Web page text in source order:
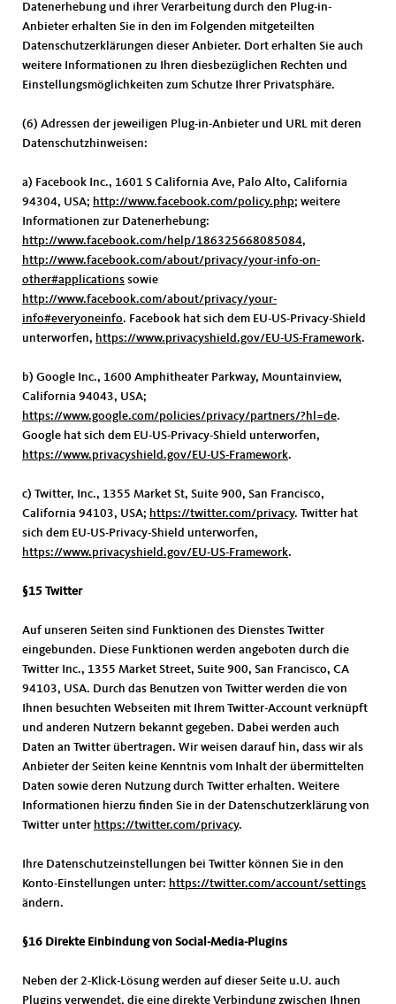
Datenerhebung und ihrer Verarbeitung durch den Plug-in-
Anbieter erhalten Sie in den im Folgenden mitgeteilten
Datenschutzerklärungen dieser Anbieter. Dort erhalten Sie auch
weitere Informationen zu Ihren diesbezüglichen Rechten und
Einstellungsmöglichkeiten zum Schutze Ihrer Privatsphäre.
(6) Adressen der jeweiligen Plug-in-Anbieter und URL mit deren
Datenschutzhinweisen:
a) Facebook Inc., 1601 S California Ave, Palo Alto, California
94304, USA; http://www.facebook.com/policy.php; weitere
Informationen zur Datenerhebung:
http://www.facebook.com/help/186325668085084,
http://www.facebook.com/about/privacy/your-info-on-
other#applications sowie
http://www.facebook.com/about/privacy/your-
info#everyoneinfo. Facebook hat sich dem EU-US-Privacy-Shield
unterworfen, https://www.privacyshield.gov/EU-US-Framework.
b) Google Inc., 1600 Amphitheater Parkway, Mountainview,
California 94043, USA;
https://www.google.com/policies/privacy/partners/?hl=de.
Google hat sich dem EU-US-Privacy-Shield unterworfen,
https://www.privacyshield.gov/EU-US-Framework.
c) Twitter, Inc., 1355 Market St, Suite 900, San Francisco,
California 94103, USA; https://twitter.com/privacy. Twitter hat
sich dem EU-US-Privacy-Shield unterworfen,
https://www.privacyshield.gov/EU-US-Framework.
§15 Twitter
Auf unseren Seiten sind Funktionen des Dienstes Twitter
eingebunden. Diese Funktionen werden angeboten durch die
Twitter Inc., 1355 Market Street, Suite 900, San Francisco, CA
94103, USA. Durch das Benutzen von Twitter werden die von
Ihnen besuchten Webseiten mit Ihrem Twitter-Account verknüpft
und anderen Nutzern bekannt gegeben. Dabei werden auch
Daten an Twitter übertragen. Wir weisen darauf hin, dass wir als
Anbieter der Seiten keine Kenntnis vom Inhalt der übermittelten
Daten sowie deren Nutzung durch Twitter erhalten. Weitere
Informationen hierzu finden Sie in der Datenschutzerklärung von
Twitter unter https://twitter.com/privacy.
Ihre Datenschutzeinstellungen bei Twitter können Sie in den
Konto-Einstellungen unter: https://twitter.com/account/settings
ändern.
§16 Direkte Einbindung von Social-Media-Plugins
Neben der 2-Klick-Lösung werden auf dieser Seite u.U. auch
Plugins verwendet, die eine direkte Verbindung zwischen Ihnen